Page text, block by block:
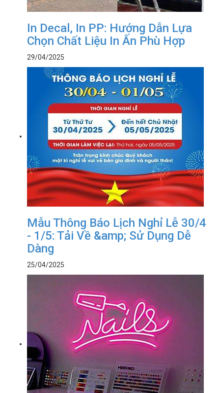
In Decal, In PP: Hướng Dẫn Lựa
Chọn Chất Liệu In Ấn Phù Hợp
29/04/2025
Mẫu Thông Báo Lịch Nghỉ Lễ 30/4
- 1/5: Tải Về &amp; Sử Dụng Dễ
Dàng
25/04/2025